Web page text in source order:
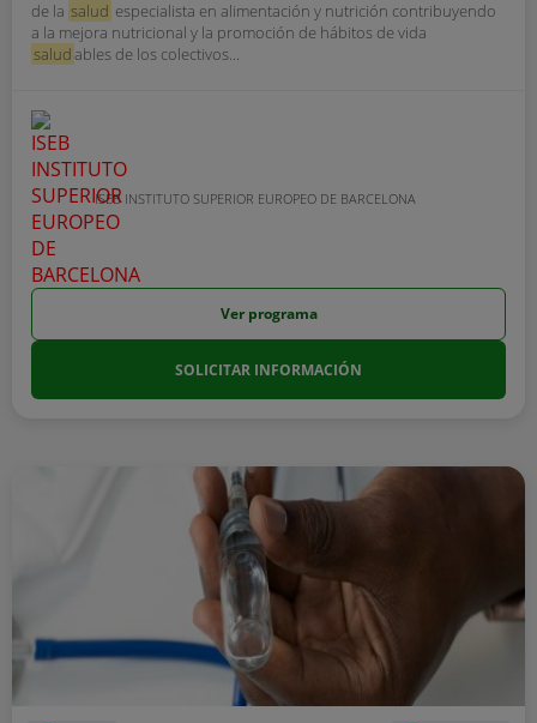
de la salud especialista en alimentación y nutrición contribuyendo
a la mejora nutricional y la promoción de hábitos de vida
saludables de los colectivos...
ISEB INSTITUTO SUPERIOR EUROPEO DE BARCELONA
Ver programa
SOLICITAR INFORMACIÓN